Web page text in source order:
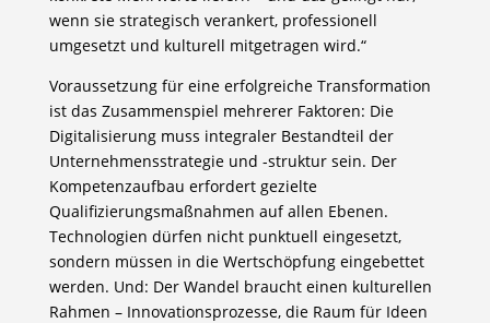
wenn sie strategisch verankert, professionell
umgesetzt und kulturell mitgetragen wird.“
Voraussetzung für eine erfolgreiche Transformation
ist das Zusammenspiel mehrerer Faktoren: Die
Digitalisierung muss integraler Bestandteil der
Unternehmensstrategie und -struktur sein. Der
Kompetenzaufbau erfordert gezielte
Qualifizierungsmaßnahmen auf allen Ebenen.
Technologien dürfen nicht punktuell eingesetzt,
sondern müssen in die Wertschöpfung eingebettet
werden. Und: Der Wandel braucht einen kulturellen
Rahmen – Innovationsprozesse, die Raum für Ideen